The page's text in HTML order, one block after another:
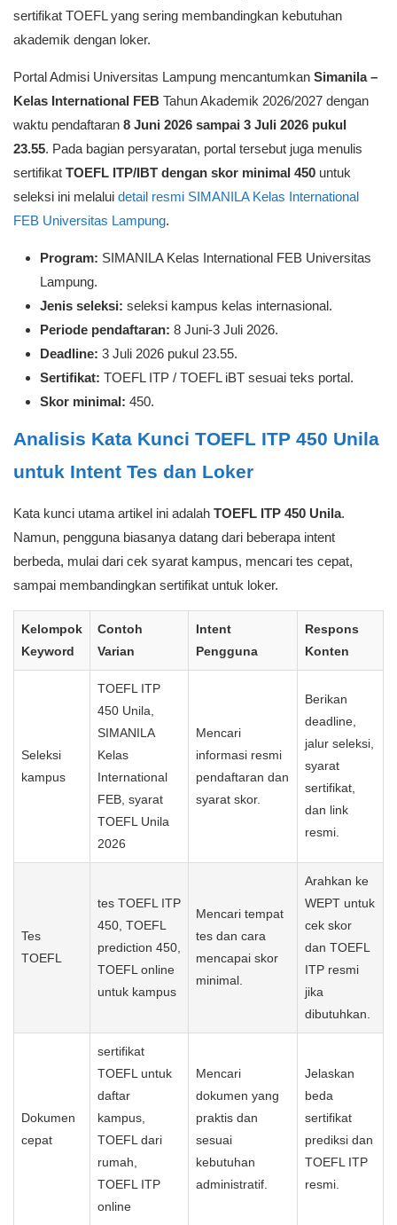
sertifikat TOEFL yang sering membandingkan kebutuhan
akademik dengan loker.
Portal Admisi Universitas Lampung mencantumkan Simanila –
Kelas International FEB Tahun Akademik 2026/2027 dengan
waktu pendaftaran 8 Juni 2026 sampai 3 Juli 2026 pukul
23.55. Pada bagian persyaratan, portal tersebut juga menulis
sertifikat TOEFL ITP/IBT dengan skor minimal 450 untuk
seleksi ini melalui detail resmi SIMANILA Kelas International
FEB Universitas Lampung.
Program: SIMANILA Kelas International FEB Universitas
Lampung.
Jenis seleksi: seleksi kampus kelas internasional.
Periode pendaftaran: 8 Juni-3 Juli 2026.
Deadline: 3 Juli 2026 pukul 23.55.
Sertifikat: TOEFL ITP / TOEFL iBT sesuai teks portal.
Skor minimal: 450.
Analisis Kata Kunci TOEFL ITP 450 Unila
untuk Intent Tes dan Loker
Kata kunci utama artikel ini adalah TOEFL ITP 450 Unila.
Namun, pengguna biasanya datang dari beberapa intent
berbeda, mulai dari cek syarat kampus, mencari tes cepat,
sampai membandingkan sertifikat untuk loker.
Kelompok
Keyword
Contoh
Varian
Intent
Pengguna
Respons
Konten
Seleksi
kampus
TOEFL ITP
450 Unila,
SIMANILA
Kelas
International
FEB, syarat
TOEFL Unila
2026
Mencari
informasi resmi
pendaftaran dan
syarat skor.
Berikan
deadline,
jalur seleksi,
syarat
sertifikat,
dan link
resmi.
Tes
TOEFL
tes TOEFL ITP
450, TOEFL
prediction 450,
TOEFL online
untuk kampus
Mencari tempat
tes dan cara
mencapai skor
minimal.
Arahkan ke
WEPT untuk
cek skor
dan TOEFL
ITP resmi
jika
dibutuhkan.
Dokumen
cepat
sertifikat
TOEFL untuk
daftar
kampus,
TOEFL dari
rumah,
TOEFL ITP
online
Mencari
dokumen yang
praktis dan
sesuai
kebutuhan
administratif.
Jelaskan
beda
sertifikat
prediksi dan
TOEFL ITP
resmi.